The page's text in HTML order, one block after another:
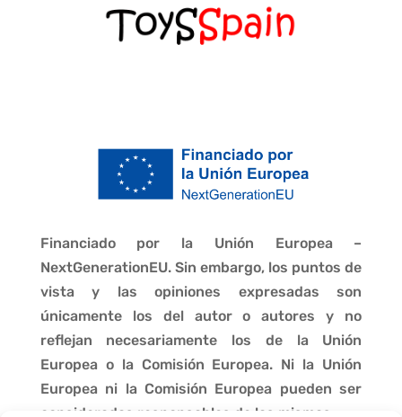
Financiado por la Unión Europea –
NextGenerationEU. Sin embargo, los puntos de
vista y las opiniones expresadas son
únicamente los del autor o autores y no
reflejan necesariamente los de la Unión
Europea o la Comisión Europea. Ni la Unión
Europea ni la Comisión Europea pueden ser
consideradas responsables de las mismas.